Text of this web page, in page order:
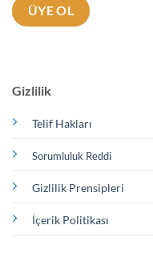
Gizlilik
Telif Hakları
Sorumluluk Reddi
Gizlilik Prensipleri
İçerik Politikası